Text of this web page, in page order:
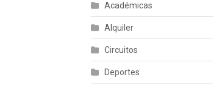
Académicas
Alquiler
Circuitos
Deportes